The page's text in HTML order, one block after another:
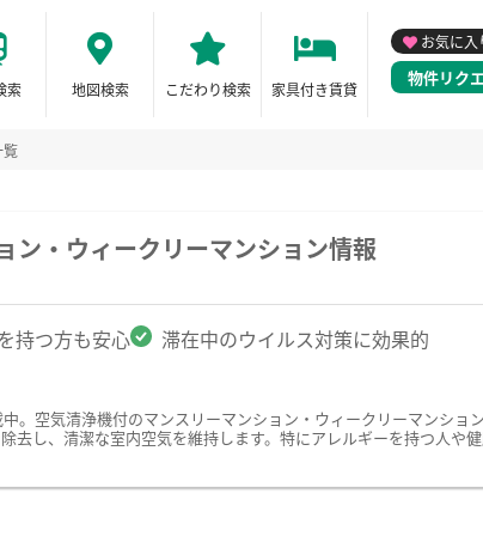
索 地図検索 こだわり検索 家具付き賃貸
お気に入
物件リク
覧
ン・ウィークリーマンション情報
持つ方も安心 滞在中のウイルス対策に効果的
。空気清浄機付のマンスリーマンション・ウィークリーマンショ
し、清潔な室内空気を維持します。特にアレルギーを持つ人や